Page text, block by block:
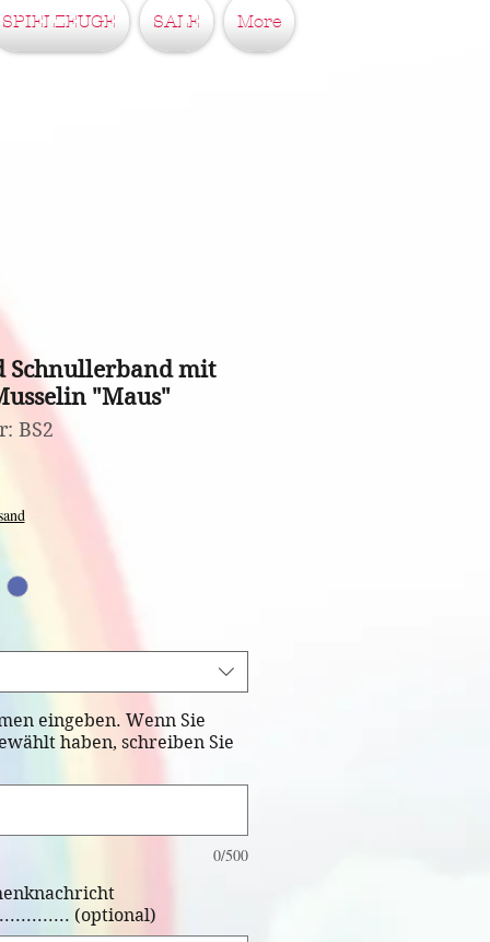
SPIELZEUGE SALE More
Schnullerband mit
"Maus"
BS2
eingeben. Wenn Sie
haben, schreiben Sie
0/500
(optional)